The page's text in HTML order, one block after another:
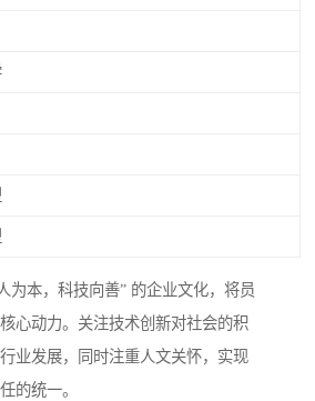
为本，科技向善” 的企业文化，将员
心动力。关注技术创新对社会的积
业发展，同时注重人文关怀，实现
的统一。​